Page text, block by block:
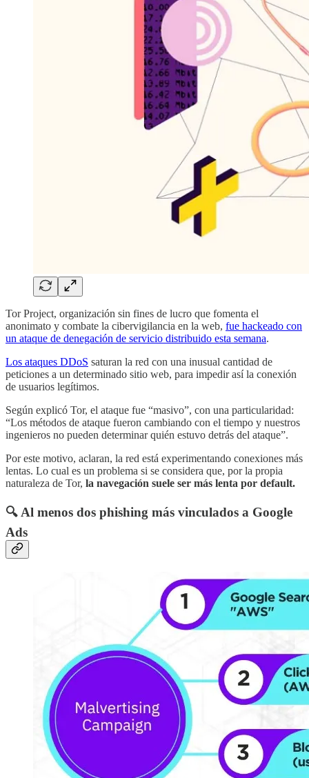
Tor Project, organización sin fines de lucro que fomenta el
anonimato y combate la cibervigilancia en la web, fue hackeado con
un ataque de denegación de servicio distribuido esta semana.
Los ataques DDoS saturan la red con una inusual cantidad de
peticiones a un determinado sitio web, para impedir así la conexión
de usuarios legítimos.
Según explicó Tor, el ataque fue “masivo”, con una particularidad:
“Los métodos de ataque fueron cambiando con el tiempo y nuestros
ingenieros no pueden determinar quién estuvo detrás del ataque”.
Por este motivo, aclaran, la red está experimentando conexiones más
lentas. Lo cual es un problema si se considera que, por la propia
naturaleza de Tor, la navegación suele ser más lenta por default.
🔍 Al menos dos phishing más vinculados a Google
Ads